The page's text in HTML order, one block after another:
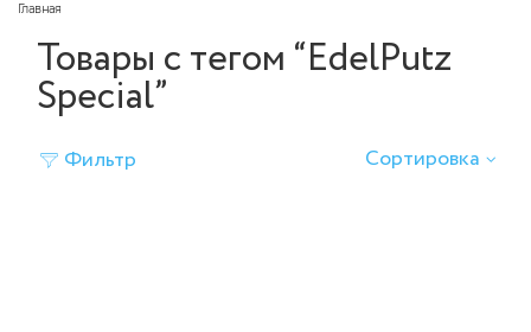
Главная
Товары с тегом “EdelPutz
Special”
Фильтр Сортировка